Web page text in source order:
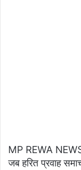
MP REWA NEWS
जब हरित प्रवाह